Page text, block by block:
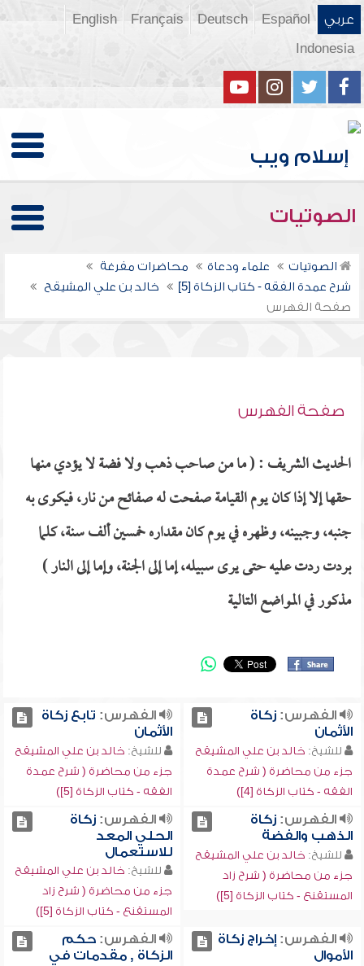
عربي Español
Deutsch
Français
English
Indonesia
الصوتيات
الصوتيات علماء ودعاة
محاضرات مفرغة
شرح عمدة الفقه - كتاب الزكاة [5]
خالد بن علي المشيقح
صفحة الفهرس
صفحة الفهرس
الحديث الشريف : ( ما من صاحب ذهب ولا فضة لا يؤدي منها
حقها إلا إذا كان يوم القيامة صفحت له صفائح من نار، فيكوى به
جنبه، وجبينه، وظهره في يوم كان مقداره خمسين ألف سنة، كلما
بردت ردت عليه حتى يرى سبيله، إما إلى الجنة، وإما إلى النار )
مذكور في المواضع التالية
الفهرس:زكاة
الأثمان
للشيخ: خالد بن علي المشيقح
جزء من محاضرة ( شرح عمدة
الفقه - كتاب الزكاة [4])
الفهرس: تابع زكاة
الأثمان
للشيخ: خالد بن علي المشيقح
جزء من محاضرة ( شرح عمدة
الفقه - كتاب الزكاة [5])
الفهرس:زكاة
الذهب والفضة
للشيخ: خالد بن علي المشيقح
جزء من محاضرة ( شرح زاد
المستقنع - كتاب الزكاة [5])
الفهرس:زكاة
الحلي المعد
للاستعمال
للشيخ: خالد بن علي المشيقح
جزء من محاضرة ( شرح زاد
المستقنع - كتاب الزكاة [5])
الفهرس:إخراج زكاة
الأموال
الفهرس:حكم
الزكاة , مقدمات في